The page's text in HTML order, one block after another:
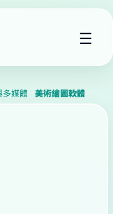
☰
多媒體 美術繪圖軟體